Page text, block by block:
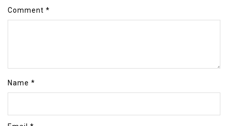
Comment *
Name *